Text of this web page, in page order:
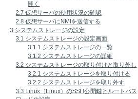
開く
2.7 仮想サーバの使用状況の確認
2.8 仮想サーバにNMIを送信する
3.システムストレージの設定
3.1 システムストレージの設定画面
3.1.1 システムストレージの一覧
3.1.2 システムストレージの詳細
3.2 システムストレージの取り付けと取り外し
3.2.1 システムストレージを取り付ける
3.2.2 システムストレージを取り外す
3.3 Linux（Linux）のSSH公開鍵とルートパス